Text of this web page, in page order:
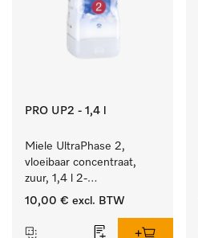
PRO UP2 - 1,4 l
Miele UltraPhase 2,
vloeibaar concentraat,
zuur, 1,4 l 2-
componentenwasmiddel
wasgoed.
10,00 € excl. BTW